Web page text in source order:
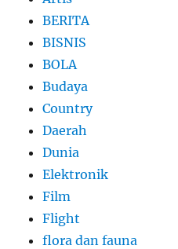
BERITA
BISNIS
BOLA
Budaya
Country
Daerah
Dunia
Elektronik
Film
Flight
flora dan fauna